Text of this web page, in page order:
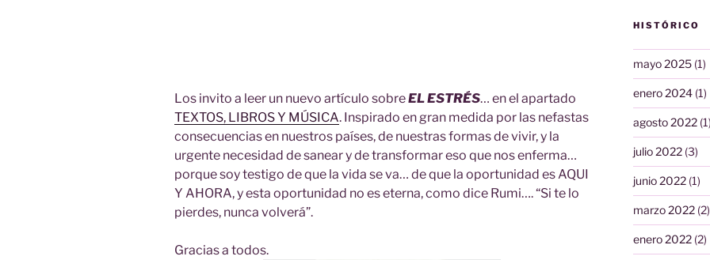
Los invito a leer un nuevo artículo sobreEL ESTRÉS… en el apartado
TEXTOS, LIBROS Y MÚSICA. Inspirado en gran medida por las nefastas
consecuencias en nuestros países, de nuestras formas de vivir, y la
urgente necesidad de sanear y de transformar eso que nos enferma…
porque soy testigo de que la vida se va… de que la oportunidad es AQUI
Y AHORA, y esta oportunidad no es eterna, como dice Rumi…. “Si te lo
pierdes, nunca volverá”.
Gracias a todos.
HISTÓRICO
mayo 2025(1)
enero 2024(1)
agosto 2022(1)
julio 2022(3)
junio 2022(1)
marzo 2022(2)
enero 2022(2)